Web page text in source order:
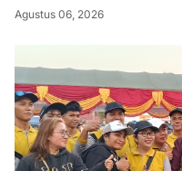
Agustus 06, 2026